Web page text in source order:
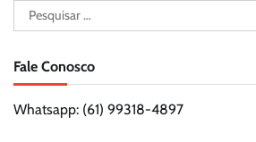
Pesquisar
por:
Fale Conosco
Whatsapp: (61) 99318-4897